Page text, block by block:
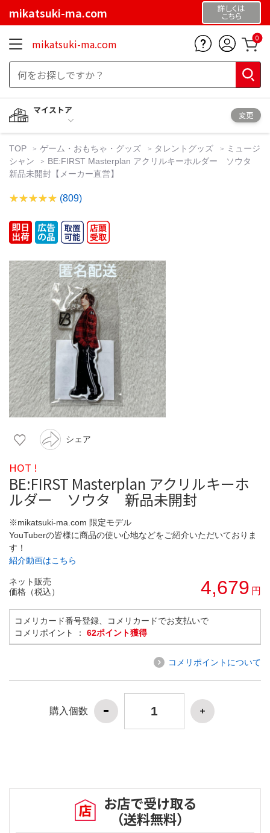
mikatsuki-ma.com 詳しくは
こちら
mikatsuki-ma.com 0
マイストア
変更
TOP ゲーム・おもちゃ・グッズ タレントグッズ
ミュージ
シャン
BE:FIRST Masterplan アクリルキーホルダー ソウタ
新品未開封【メーカー直営】
(809)
シェア
HOT !
BE:FIRST Masterplan アクリルキーホ
ルダー ソウタ 新品未開封
※mikatsuki-ma.com 限定モデル
YouTuberの皆様に商品の使い心地などをご紹介いただいておりま
す！
紹介動画はこちら
ネット販売
価格（税込）
4,679 円
コメリカード番号登録、コメリカードでお支払いで
コメリポイント ： 62ポイント獲得
コメリポイントについて
購入個数
お店で受け取る
（送料無料）